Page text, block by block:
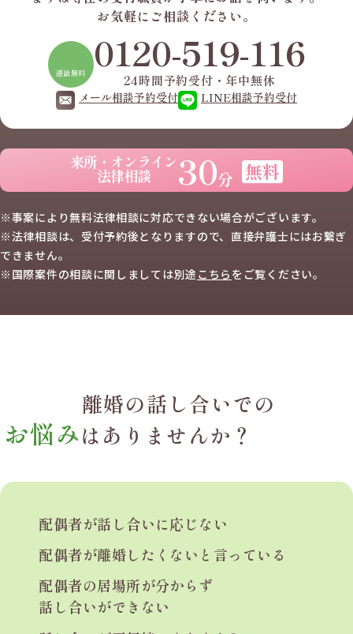
お気軽にご相談ください。
通話無料 0120-519-116
24時間予約受付・年中無休
メール相談予約受付 LINE相談予約受付
来所・オンライン
法律相談 30分 無料
※事案により無料法律相談に対応できない場合がございます。
※法律相談は、受付予約後となりますので、 直接弁護士にはお繋ぎ
できません。
※国際案件の相談に関しましては別途 こちら を ご覧ください。
離婚の話し合いでの
お悩みはありませんか？
配偶者が話し合いに応じない
配偶者が離婚したくないと 言っている
配偶者の居場所が分からず
話し合いができない